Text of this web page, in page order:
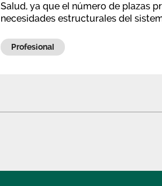
Salud, ya que el número de plazas
necesidades estructurales del
Profesional